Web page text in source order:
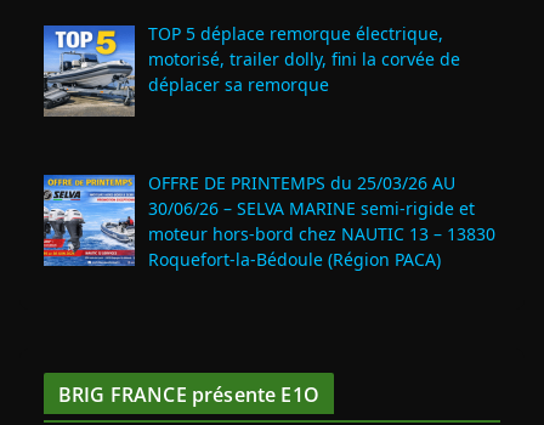
TOP 5 déplace remorque électrique,
motorisé, trailer dolly, fini la corvée de
déplacer sa remorque
OFFRE DE PRINTEMPS du 25/03/26 AU
30/06/26 – SELVA MARINE semi-rigide et
moteur hors-bord chez NAUTIC 13 – 13830
Roquefort‑la‑Bédoule (Région PACA)
BRIG FRANCE présente E1O